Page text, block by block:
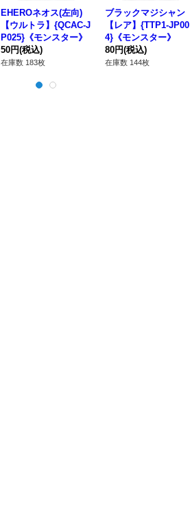
EHEROネオス(左向)
【ウルトラ】{QCAC-J
P025}《モンスター》
50円(税込)
在庫数 183枚
ブラックマジシャン
【レア】{TTP1-JP00
4}《モンスター》
80円(税込)
在庫数 144枚